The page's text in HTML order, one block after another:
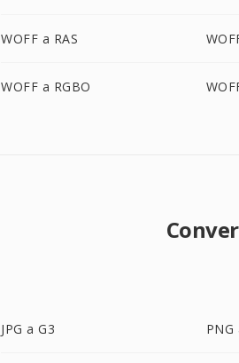
WOFF a RAS
WOFF a RGBO
JPG a G3 PNG